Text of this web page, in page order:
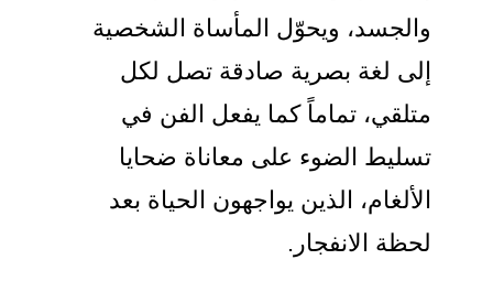
والجسد، ويحوّل المأساة الشخصية
إلى لغة بصرية صادقة تصل لكل
متلقي، تماماً كما يفعل الفن في
تسليط الضوء على معاناة ضحايا
الألغام، الذين يواجهون الحياة بعد
لحظة الانفجار.